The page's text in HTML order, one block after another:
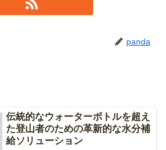
panda
伝統的なウォーターボトルを超え
た登山者のための革新的な水分補
給ソリューション